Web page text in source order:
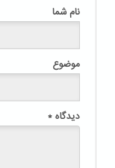
نام شما
موضوع
دیدگاه *